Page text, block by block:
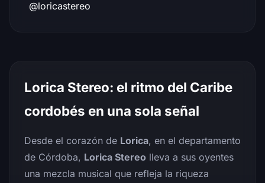
@loricastereo
Lorica Stereo: el ritmo del Caribe
cordobés en una sola señal
Desde el corazón de Lorica, en el departamento
de Córdoba, Lorica Stereo lleva a sus oyentes
una mezcla musical que refleja la riqueza